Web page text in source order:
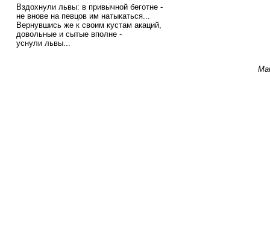
    Вздохнули львы: в привычной беготне -
    не внове на певцов им натыкаться...
    Вернувшись же к своим кустам акаций,
    довольные и сытые вполне -
    уснули львы...